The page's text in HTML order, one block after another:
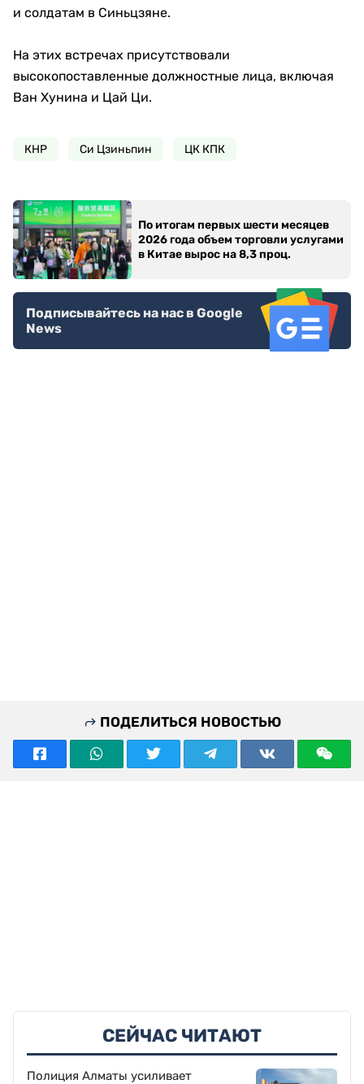
и солдатам в Синьцзяне.
На этих встречах присутствовали
высокопоставленные должностные лица, включая
Ван Хунина и Цай Ци.
КНР Си Цзиньпин ЦК КПК
По итогам первых шести месяцев
2026 года объем торговли услугами
в Китае вырос на 8,3 проц.
Подписывайтесь на нас в Google
News
ПОДЕЛИТЬСЯ НОВОСТЬЮ
СЕЙЧАС ЧИТАЮТ
Полиция Алматы усиливает